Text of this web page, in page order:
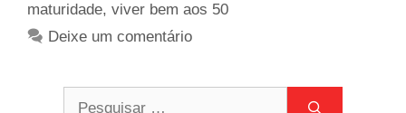
maturidade, viver bem aos 50
Deixe um comentário